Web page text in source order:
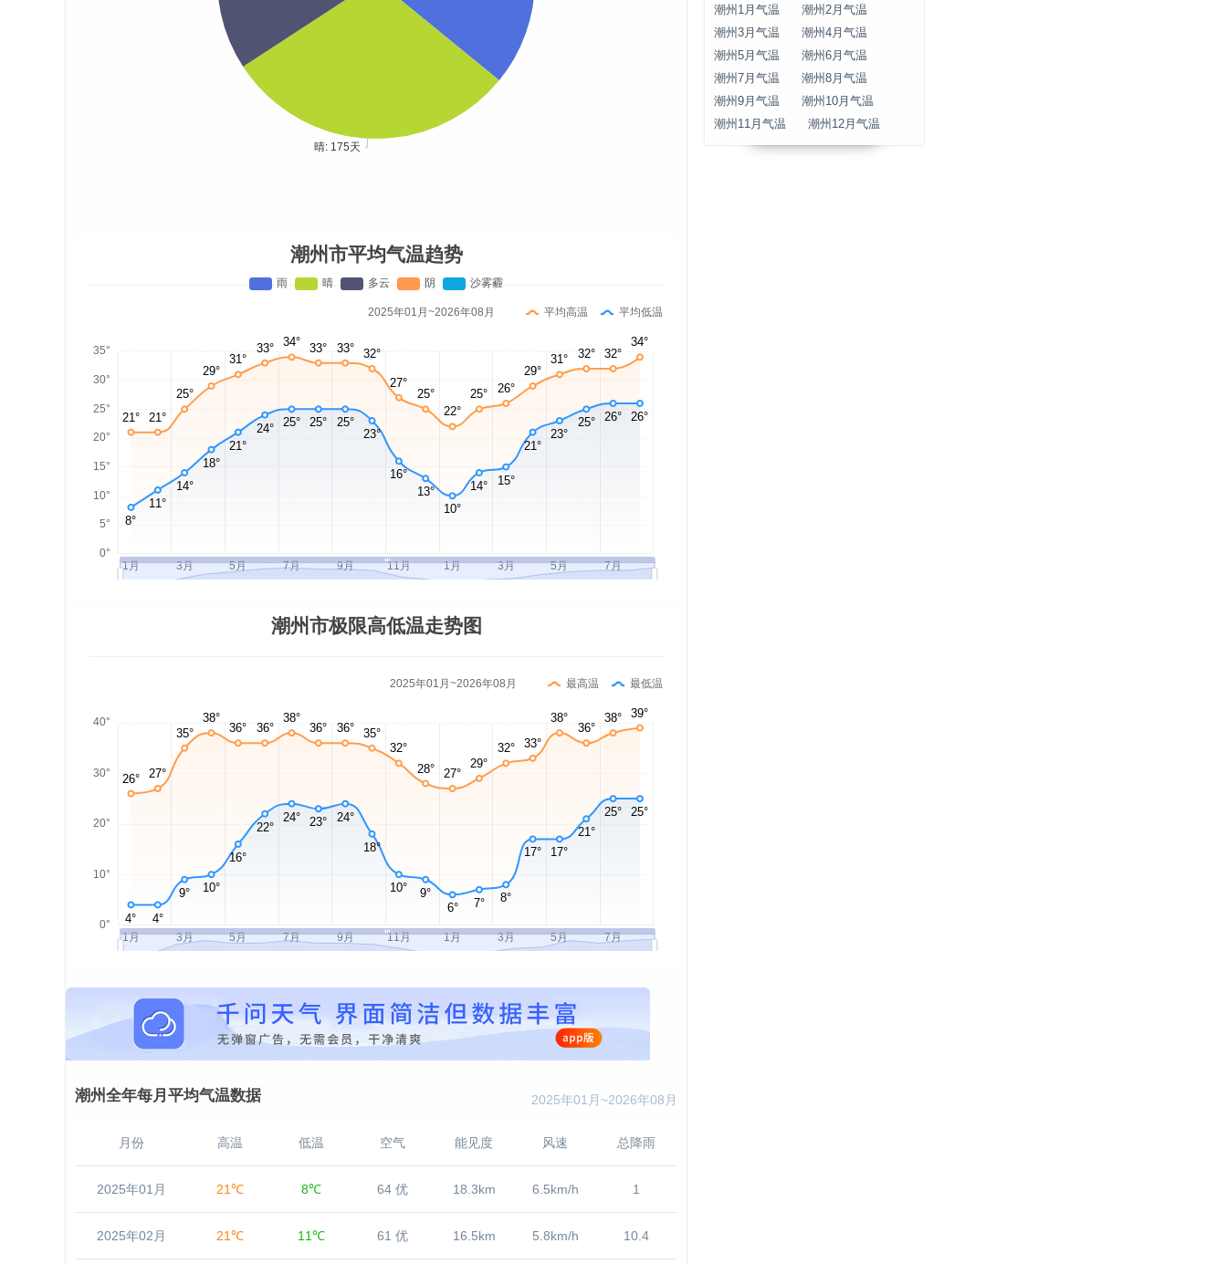
潮州市平均气温趋势
2025年01月~2026年08月 平均高温 平均低温
潮州市极限高低温走势图
2025年01月~2026年08月 最高温 最低温
2025年01月~2026年08月
潮州全年每月平均气温数据
月份 高温 低温 空气 能见度 风速 总降雨
2025年01月 21℃ 8℃ 64 优 18.3km 6.5km/h 1
2025年02月 21℃ 11℃ 61 优 16.5km 5.8km/h 10.4
潮州1月气温
潮州2月气温
潮州3月气温
潮州4月气温
潮州5月气温
潮州6月气温
潮州7月气温
潮州8月气温
潮州9月气温
潮州10月气温
潮州11月气温
潮州12月气温